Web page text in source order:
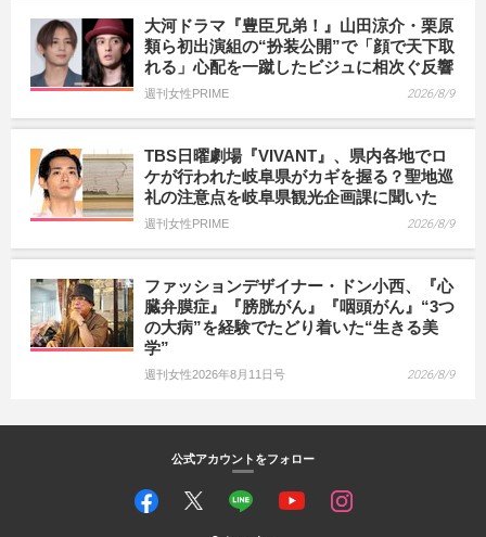
大河ドラマ『豊臣兄弟！』山田涼介・栗原
類ら初出演組の“扮装公開”で「顔で天下取
れる」心配を一蹴したビジュに相次ぐ反響
週刊女性PRIME 2026/8/9
TBS日曜劇場『VIVANT』、県内各地でロ
ケが行われた岐阜県がカギを握る？聖地巡
礼の注意点を岐阜県観光企画課に聞いた
週刊女性PRIME 2026/8/9
ファッションデザイナー・ドン小西、『心
臓弁膜症』『膀胱がん』『咽頭がん』“3つ
の大病”を経験でたどり着いた“生きる美
学”
週刊女性2026年8月11日号 2026/8/9
公式アカウントをフォロー